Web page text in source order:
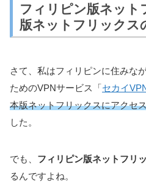
フィリピン版ネット
版ネットフリックス
さて、私はフィリピンに住みな
ためのVPNサービス「セカイ
本版ネットフリックスにアクセ
した。
でも、 フィリピン版ネットフリ
るんですよね。